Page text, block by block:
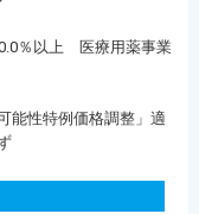
％以上 医療用薬事業
能性特例価格調整」適